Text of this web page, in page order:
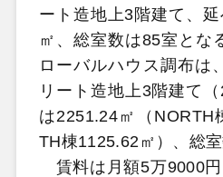
ート造地上3階建て、
㎡、総室数は85室とな
ローバルハウス調布は
リート造地上3階建て
は2251.24㎡（NORTH
TH棟1125.62㎡）、総室
賃料は月額5万9000